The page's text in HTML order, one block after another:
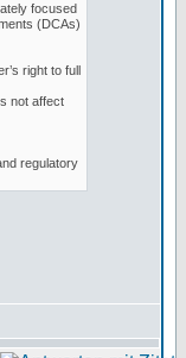
focused
(DCAs)
right to full
not affect
regulatory